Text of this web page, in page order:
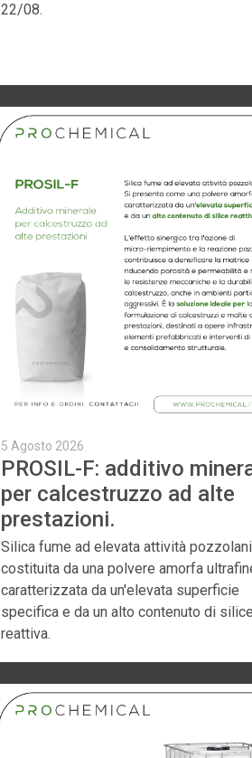
22/08.
5 Agosto 2026
PROSIL-F: additivo
per calcestruzzo ad alte
prestazioni.
Silica fume ad elevata attività
costituita da una polvere amorfa
caratterizzata da un'elevata superficie
specifica e da un alto contenuto di silice
reattiva.